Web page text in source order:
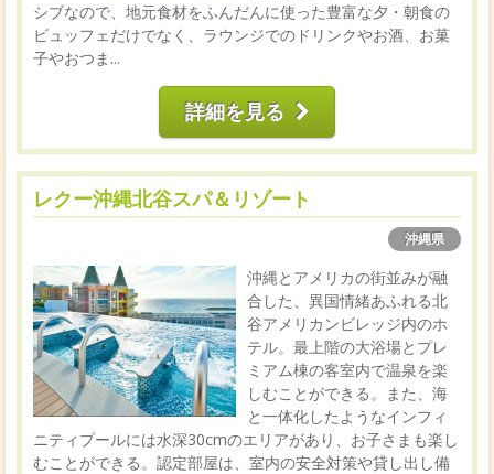
シブなので、地元食材をふんだんに使った豊富な夕・朝食の
ビュッフェだけでなく、ラウンジでのドリンクやお酒、お菓
子やおつま...
詳細を見る
レクー沖縄北谷スパ＆リゾート
沖縄県
沖縄とアメリカの街並みが融
合した、異国情緒あふれる北
谷アメリカンビレッジ内のホ
テル。最上階の大浴場とプレ
ミアム棟の客室内で温泉を楽
しむことができる。また、海
と一体化したようなインフィ
ニティプールには水深30cmのエリアがあり、お子さまも楽し
むことができる。認定部屋は、室内の安全対策や貸し出し備